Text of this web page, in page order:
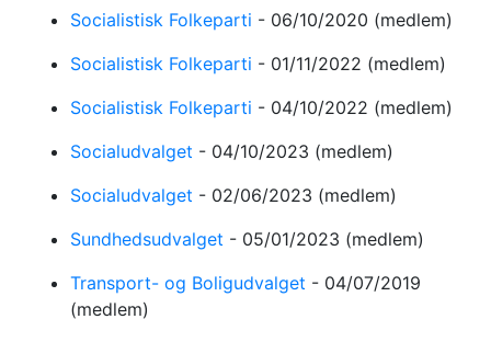
Socialistisk Folkeparti - 06/10/2020 (medlem)
Socialistisk Folkeparti - 01/11/2022 (medlem)
Socialistisk Folkeparti - 04/10/2022 (medlem)
Socialudvalget - 04/10/2023 (medlem)
Socialudvalget - 02/06/2023 (medlem)
Sundhedsudvalget - 05/01/2023 (medlem)
Transport- og Boligudvalget - 04/07/2019
(medlem)